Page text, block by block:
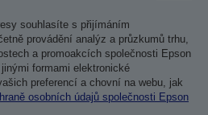
souhlasíte s přijímáním
provádění analýz a průzkumů trhu,
a promoakcích společnosti Epson
formami elektronické
preferencí a chovní na webu, jak
osobních údajů společnosti Epson